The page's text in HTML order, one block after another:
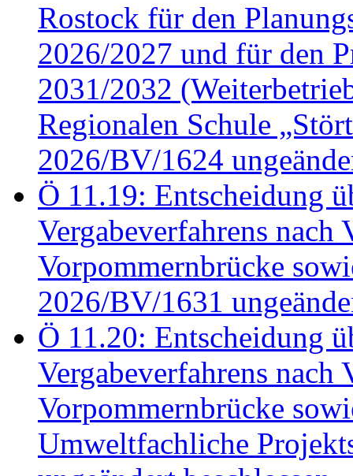
Rostock für den
2026/2027 und für den
2031/2032
Regionalen Schule
2026/BV/1624
Ö 11.19: Entscheidung
Vergabeverfahrens
Vorpommernbrücke
2026/BV/1631
Ö 11.20: Entscheidung
Vergabeverfahrens
Vorpommernbrücke
Umweltfachliche